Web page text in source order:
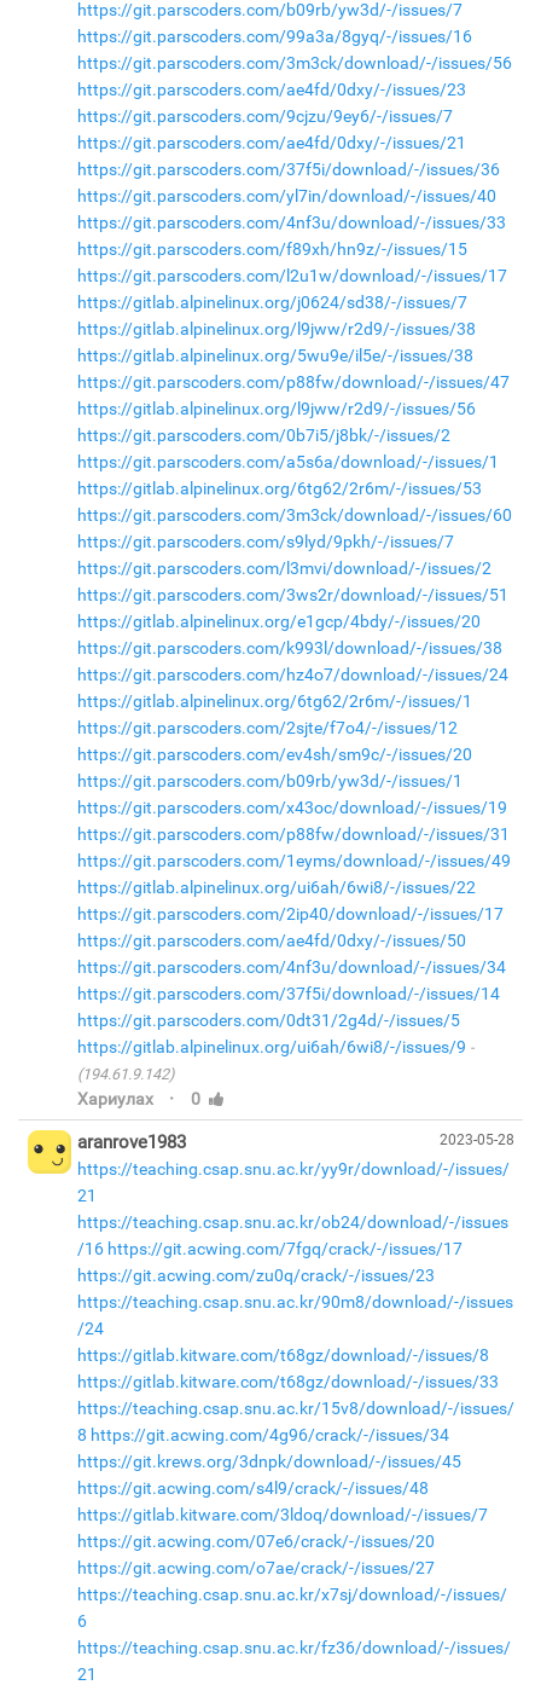
https://git.parscoders.com/b09rb/yw3d/-/issues/7
https://git.parscoders.com/99a3a/8gyq/-/issues/16
https://git.parscoders.com/3m3ck/download/-/issues/56
https://git.parscoders.com/ae4fd/0dxy/-/issues/23
https://git.parscoders.com/9cjzu/9ey6/-/issues/7
https://git.parscoders.com/ae4fd/0dxy/-/issues/21
https://git.parscoders.com/37f5i/download/-/issues/36
https://git.parscoders.com/yl7in/download/-/issues/40
https://git.parscoders.com/4nf3u/download/-/issues/33
https://git.parscoders.com/f89xh/hn9z/-/issues/15
https://git.parscoders.com/l2u1w/download/-/issues/17
https://gitlab.alpinelinux.org/j0624/sd38/-/issues/7
https://gitlab.alpinelinux.org/l9jww/r2d9/-/issues/38
https://gitlab.alpinelinux.org/5wu9e/il5e/-/issues/38
https://git.parscoders.com/p88fw/download/-/issues/47
https://gitlab.alpinelinux.org/l9jww/r2d9/-/issues/56
https://git.parscoders.com/0b7i5/j8bk/-/issues/2
https://git.parscoders.com/a5s6a/download/-/issues/1
https://gitlab.alpinelinux.org/6tg62/2r6m/-/issues/53
https://git.parscoders.com/3m3ck/download/-/issues/60
https://git.parscoders.com/s9lyd/9pkh/-/issues/7
https://git.parscoders.com/l3mvi/download/-/issues/2
https://git.parscoders.com/3ws2r/download/-/issues/51
https://gitlab.alpinelinux.org/e1gcp/4bdy/-/issues/20
https://git.parscoders.com/k993l/download/-/issues/38
https://git.parscoders.com/hz4o7/download/-/issues/24
https://gitlab.alpinelinux.org/6tg62/2r6m/-/issues/1
https://git.parscoders.com/2sjte/f7o4/-/issues/12
https://git.parscoders.com/ev4sh/sm9c/-/issues/20
https://git.parscoders.com/b09rb/yw3d/-/issues/1
https://git.parscoders.com/x43oc/download/-/issues/19
https://git.parscoders.com/p88fw/download/-/issues/31
https://git.parscoders.com/1eyms/download/-/issues/49
https://gitlab.alpinelinux.org/ui6ah/6wi8/-/issues/22
https://git.parscoders.com/2ip40/download/-/issues/17
https://git.parscoders.com/ae4fd/0dxy/-/issues/50
https://git.parscoders.com/4nf3u/download/-/issues/34
https://git.parscoders.com/37f5i/download/-/issues/14
https://git.parscoders.com/0dt31/2g4d/-/issues/5
https://gitlab.alpinelinux.org/ui6ah/6wi8/-/issues/9
(194.61.9.142)
Хариулах · 0
2023-05-28
aranrove1983
https://teaching.csap.snu.ac.kr/yy9r/download/-/issues/
21
https://teaching.csap.snu.ac.kr/ob24/download/-/issues
/16 https://git.acwing.com/7fgq/crack/-/issues/17
https://git.acwing.com/zu0q/crack/-/issues/23
https://teaching.csap.snu.ac.kr/90m8/download/-/issues
/24
https://gitlab.kitware.com/t68gz/download/-/issues/8
https://gitlab.kitware.com/t68gz/download/-/issues/33
https://teaching.csap.snu.ac.kr/15v8/download/-/issues/
8 https://git.acwing.com/4g96/crack/-/issues/34
https://git.krews.org/3dnpk/download/-/issues/45
https://git.acwing.com/s4l9/crack/-/issues/48
https://gitlab.kitware.com/3ldoq/download/-/issues/7
https://git.acwing.com/07e6/crack/-/issues/20
https://git.acwing.com/o7ae/crack/-/issues/27
https://teaching.csap.snu.ac.kr/x7sj/download/-/issues/
6
https://teaching.csap.snu.ac.kr/fz36/download/-/issues/
21